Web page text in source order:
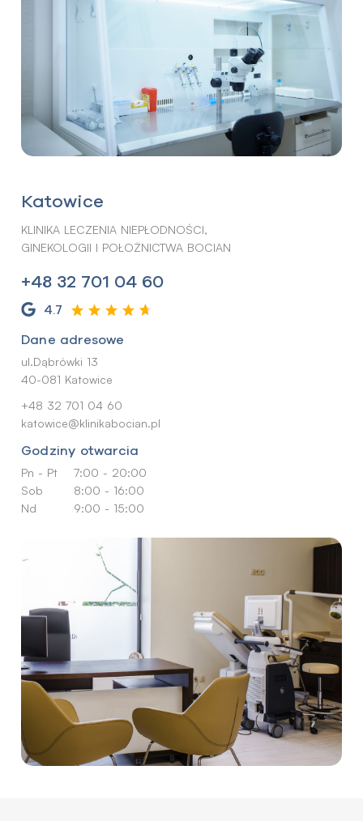
Katowice
KLINIKA LECZENIA NIEPŁODNOŚCI,
GINEKOLOGII I POŁOŻNICTWA BOCIAN
+48 32 701 04 60
4.7
Dane adresowe
ul.Dąbrówki 13
40-081 Katowice
+48 32 701 04 60
katowice@klinikabocian.pl
Godziny otwarcia
Pn - Pt
Sob
Nd
7:00 - 20:00
8:00 - 16:00
9:00 - 15:00